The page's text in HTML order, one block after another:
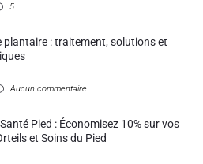
5
plantaire : traitement, solutions et
Aucun commentaire
Pied : Économisez 10% sur vos
et Soins du Pied